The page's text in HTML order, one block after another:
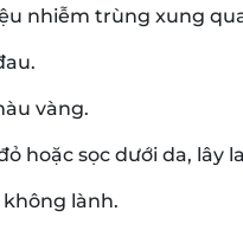
nhiễm trùng xung
vàng.
hoặc sọc dưới da, lây
lành.